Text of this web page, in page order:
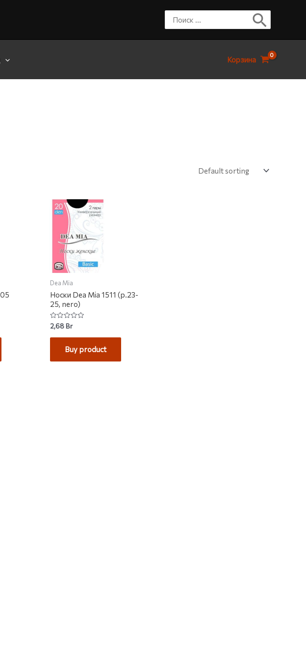
Корзина
Dea Mia
Носки Dea Mia 1511 (р.23-
25, nero)
Rated
0
out
2,68Br
Buy product